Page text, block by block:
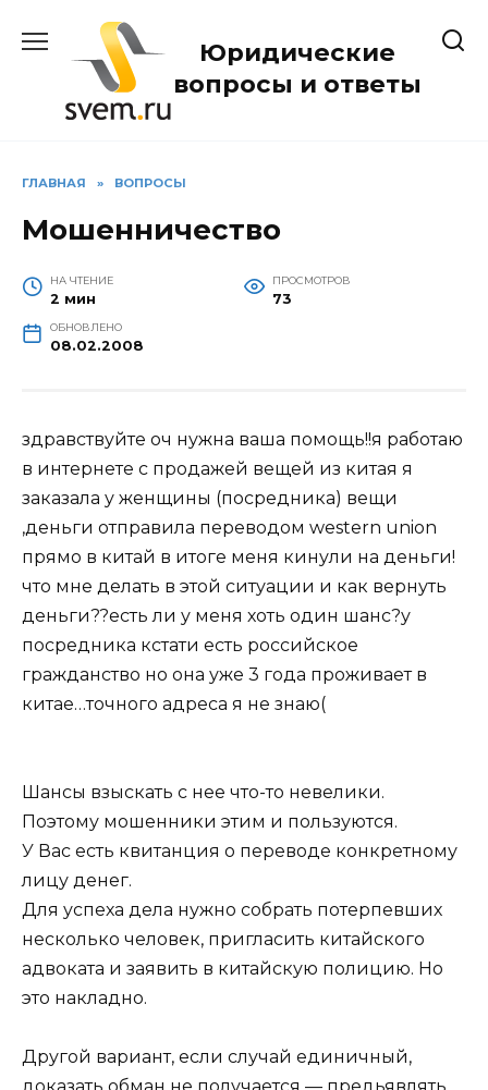
содержанию
Юридические
вопросы и ответы
ГЛАВНАЯ » ВОПРОСЫ
Мошенничество
НА ЧТЕНИЕ
2 мин
ПРОСМОТРОВ
73
ОБНОВЛЕНО
08.02.2008
здравствуйте оч нужна ваша помощь!!я работаю
в интернете с продажей вещей из китая я
заказала у женщины (посредника) вещи
,деньги отправила переводом western union
прямо в китай в итоге меня кинули на деньги!
что мне делать в этой ситуации и как вернуть
деньги??есть ли у меня хоть один шанс?у
посредника кстати есть российское
гражданство но она уже 3 года проживает в
китае…точного адреса я не знаю(
Шансы взыскать с нее что-то невелики.
Поэтому мошенники этим и пользуются.
У Вас есть квитанция о переводе конкретному
лицу денег.
Для успеха дела нужно собрать потерпевших
несколько человек, пригласить китайского
адвоката и заявить в китайскую полицию. Но
это накладно.
Другой вариант, если случай единичный,